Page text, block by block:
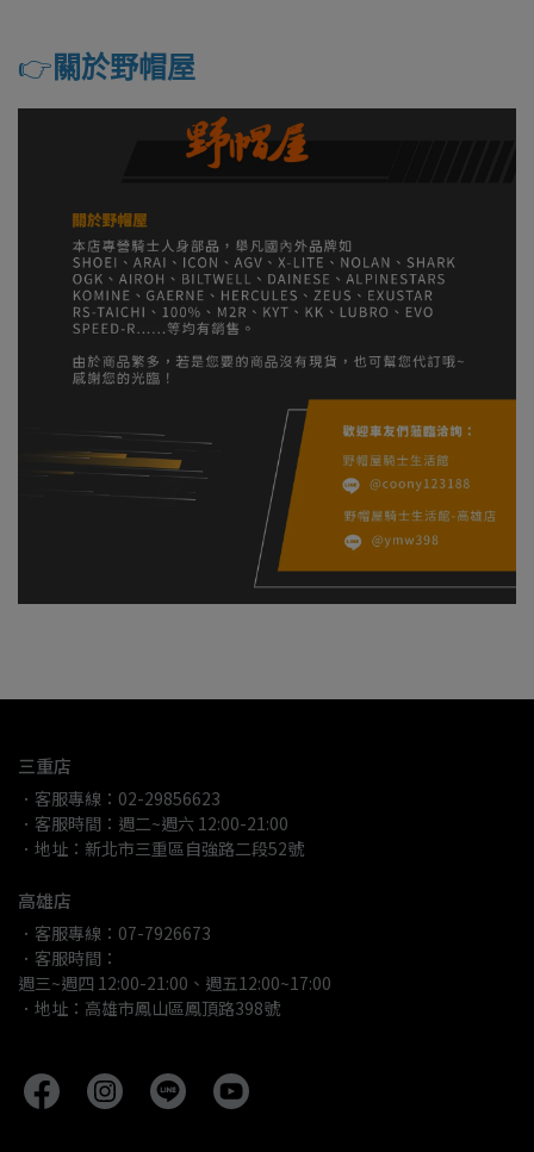
👉️ 關於野帽屋
三重店
．客服專線：02-29856623
．客服時間：週二~週六 12:00-21:00
．地址：新北市三重區自強路二段52號
高雄店
．客服專線：07-7926673
．客服時間：
週三~週四 12:00-21:00、週五12:00~17:00
．地址：高雄市鳳山區鳳頂路398號